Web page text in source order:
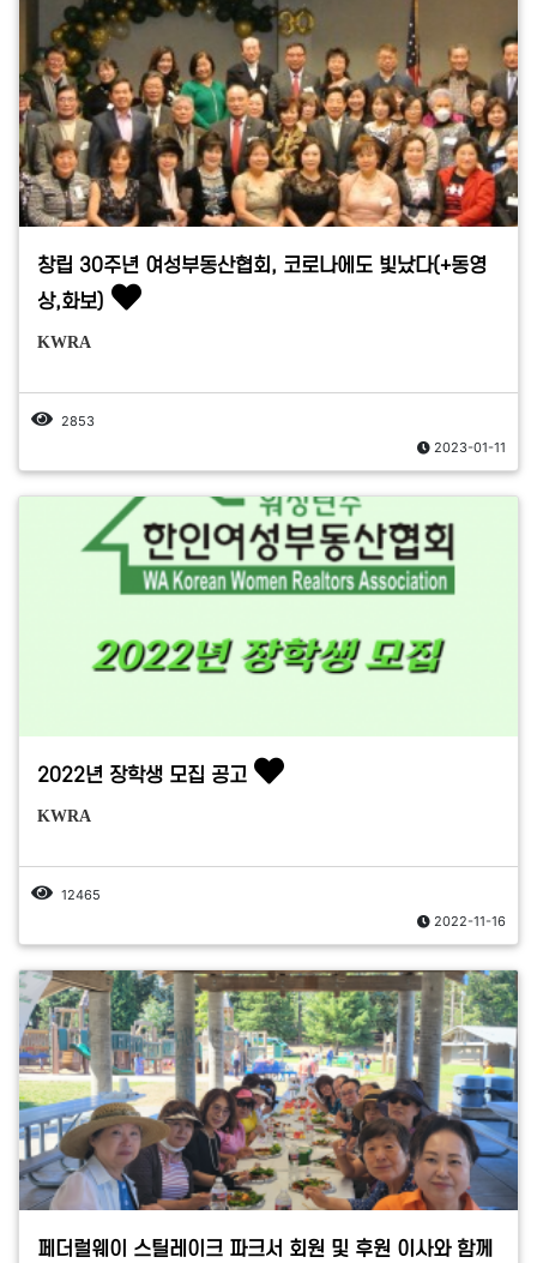
창립 30주년 여성부동산협회, 코로나에도 빛났다(+동영
상,화보)
KWRA
2853
2023-01-11
2022년 장학생 모집 공고
KWRA
12465
2022-11-16
페더럴웨이 스틸레이크 파크서 회원 및 후원 이사와 함께